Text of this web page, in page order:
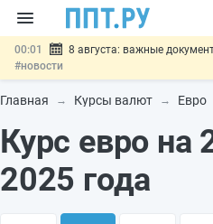
00:01
8 августа: важные
#новости
07.08 Подписан закон о блокировке
«Честный знак»#новости
07.08
Госпошлину за устранение
07.08
Важно
Разработают
#новости
Главная Курсы валют Евро
Курс евро на
2025 года